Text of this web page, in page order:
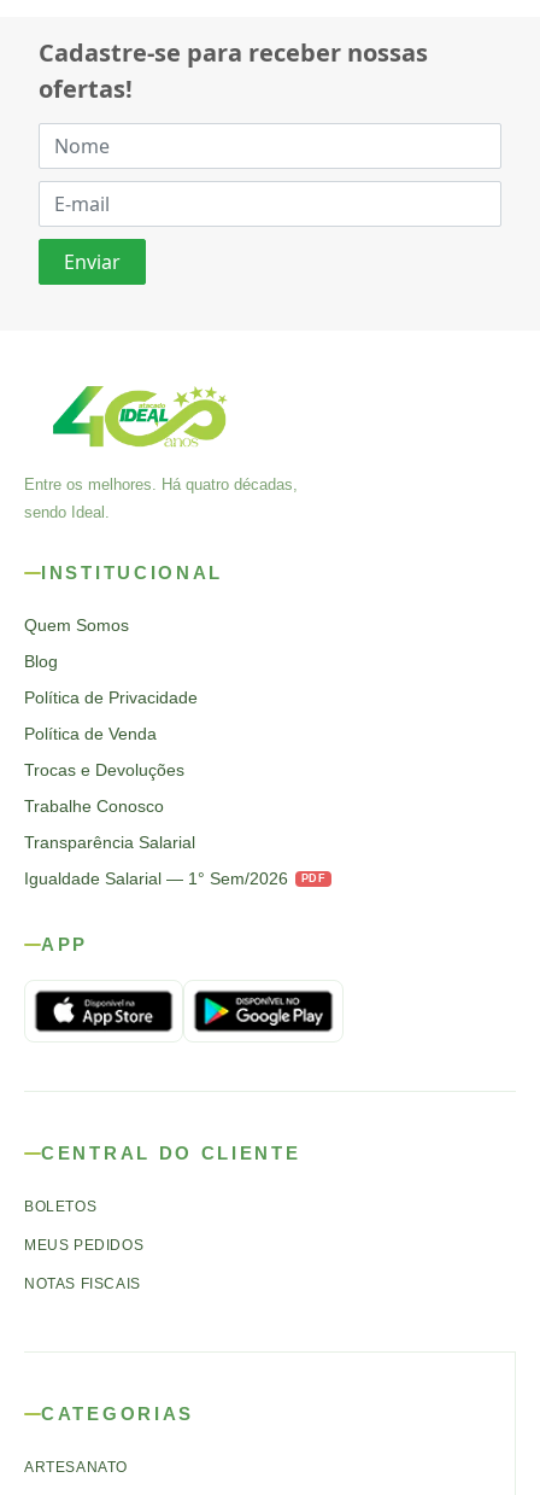
Cadastre-se para receber nossas
ofertas!
Entre os melhores. Há quatro décadas,
sendo Ideal.
INSTITUCIONAL
Quem Somos
Blog
Política de Privacidade
Política de Venda
Trocas e Devoluções
Trabalhe Conosco
Transparência Salarial
Igualdade Salarial — 1° Sem/2026
PDF
APP
CENTRAL DO CLIENTE
BOLETOS
MEUS PEDIDOS
NOTAS FISCAIS
CATEGORIAS
ARTESANATO